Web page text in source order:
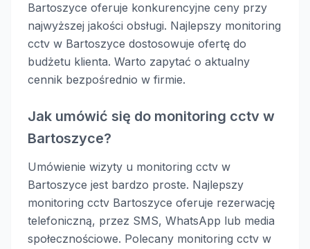
Bartoszyce oferuje konkurencyjne ceny przy
najwyższej jakości obsługi. Najlepszy monitoring
cctv w Bartoszyce dostosowuje ofertę do
budżetu klienta. Warto zapytać o aktualny
cennik bezpośrednio w firmie.
Jak umówić się do monitoring cctv w
Bartoszyce?
Umówienie wizyty u monitoring cctv w
Bartoszyce jest bardzo proste. Najlepszy
monitoring cctv Bartoszyce oferuje rezerwację
telefoniczną, przez SMS, WhatsApp lub media
społecznościowe. Polecany monitoring cctv w